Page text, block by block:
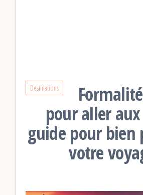
Destinations
pour aller aux
guide pour bien
votre